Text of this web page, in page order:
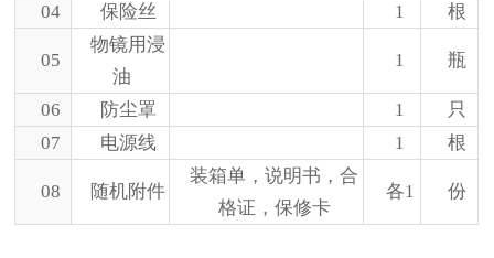
04 保险丝 1 根
05
物镜用浸
油
1 瓶
06 防尘罩 1
只
07
电源线 1 根
08 随机附件
装箱单，说明书，合
格证，保修卡
各1 份